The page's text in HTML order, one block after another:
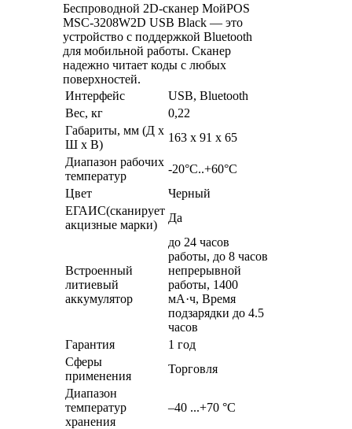
Беспроводной 2D-сканер МойPOS
MSC-3208W2D USB Black — это
устройство с поддержкой Bluetooth
для мобильной работы. Сканер
надежно читает коды с любых
поверхностей.
Интерфейс
USB, Bluetooth
Вес, кг
0,22
Габариты, мм (Д x
Ш x В)
163 x 91 x 65
Диапазон рабочих
температур
-20°C..+60°C
Цвет
Черный
ЕГАИС(сканирует
акцизные марки)
Да
Встроенный
литиевый
аккумулятор
до 24 часов
работы, до 8 часов
непрерывной
работы, 1400
мА·ч, Время
подзарядки до 4.5
часов
Гарантия
1 год
Сферы
применения
Торговля
Диапазон
температур
хранения
–40 ...+70 °C